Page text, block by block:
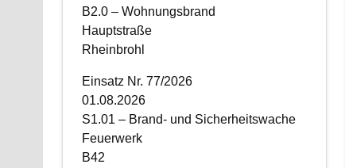
B2.0 – Wohnungsbrand
Hauptstraße
Rheinbrohl
Einsatz Nr. 77/2026
01.08.2026
S1.01 – Brand- und Sicherheitswache
Feuerwerk
B42